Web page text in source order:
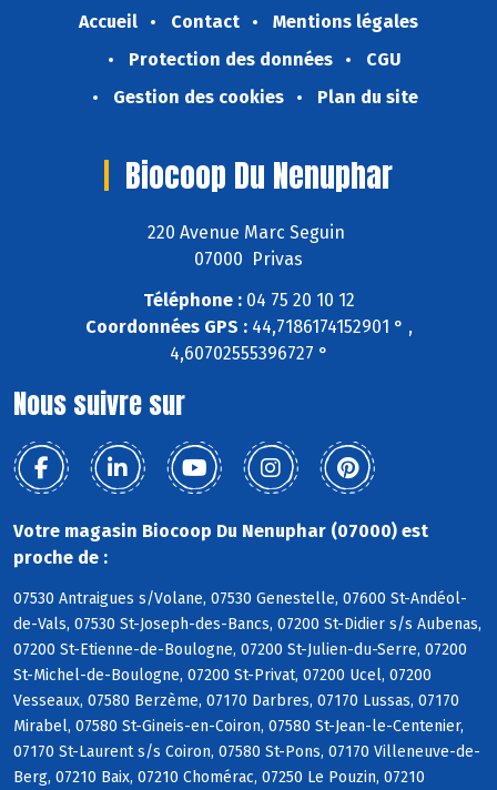
Accueil Contact
Mentions légales
Protection des données
CGU
Gestion des cookies
Plan du site
Biocoop Du Nenuphar
220 Avenue Marc Seguin
07000 Privas
Téléphone :04 75 20 10 12
Coordonnées GPS :44,7186174152901 ° ,
4,60702555396727 °
Nous suivre sur
Votre magasin Biocoop Du Nenuphar (07000) est
proche de :
07530 Antraigues s/Volane, 07530 Genestelle, 07600 St-Andéol-
de-Vals, 07530 St-Joseph-des-Bancs, 07200 St-Didier s/s Aubenas,
07200 St-Etienne-de-Boulogne, 07200 St-Julien-du-Serre, 07200
St-Michel-de-Boulogne, 07200 St-Privat, 07200 Ucel, 07200
Vesseaux, 07580 Berzème, 07170 Darbres, 07170 Lussas, 07170
Mirabel, 07580 St-Gineis-en-Coiron, 07580 St-Jean-le-Centenier,
07170 St-Laurent s/s Coiron, 07580 St-Pons, 07170 Villeneuve-de-
Berg, 07210 Baix, 07210 Chomérac, 07250 Le Pouzin, 07210